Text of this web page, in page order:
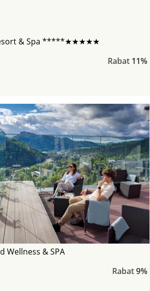
& Spa *****★★★★★
Rabat 11%
Wellness & SPA
Rabat9%